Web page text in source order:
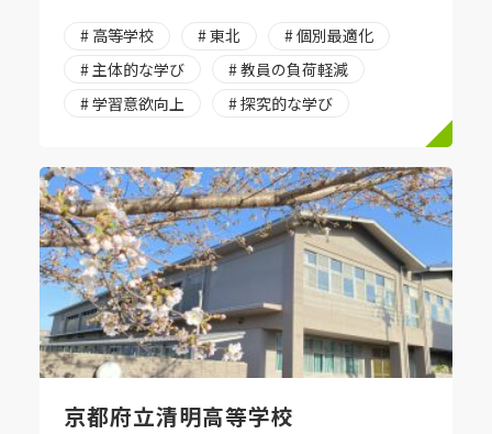
# 高等学校 # 東北
# 個別最適化
# 主体的な学び
# 教員の負荷軽減
# 学習意欲向上
# 探究的な学び
京都府立清明高等学校